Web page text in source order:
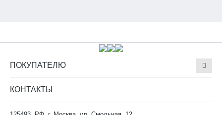
ПОКУПАТЕЛЮ
КОНТАКТЫ